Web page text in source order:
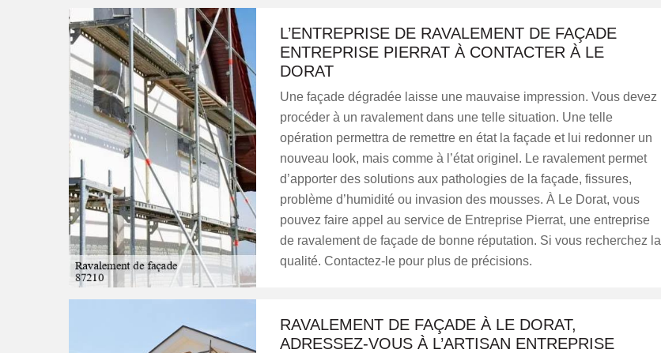
L’ENTREPRISE DE RAVALEMENT DE FAÇADE
ENTREPRISE PIERRAT À CONTACTER À LE
DORAT
Une façade dégradée laisse une mauvaise impression. Vous devez
procéder à un ravalement dans une telle situation. Une telle
opération permettra de remettre en état la façade et lui redonner un
nouveau look, mais comme à l’état originel. Le ravalement permet
d’apporter des solutions aux pathologies de la façade, fissures,
problème d’humidité ou invasion des mousses. À Le Dorat, vous
pouvez faire appel au service de Entreprise Pierrat, une entreprise
de ravalement de façade de bonne réputation. Si vous recherchez la
qualité. Contactez-le pour plus de précisions.
RAVALEMENT DE FAÇADE À LE DORAT,
ADRESSEZ-VOUS À L’ARTISAN ENTREPRISE